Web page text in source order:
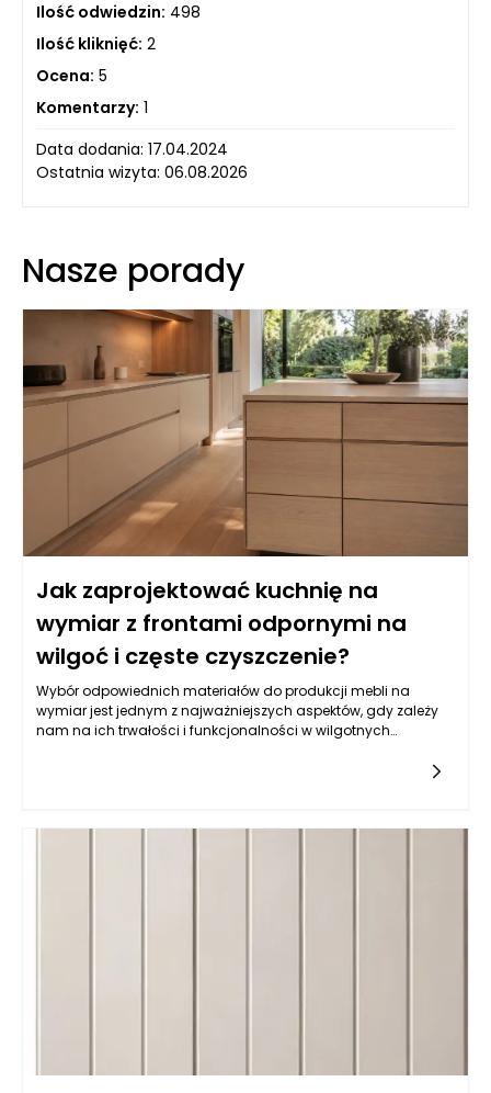
Ilość odwiedzin: 498
Ilość kliknięć: 2
Ocena: 5
Komentarzy: 1
Data dodania: 17.04.2024
Ostatnia wizyta: 06.08.2026
Nasze porady
Jak zaprojektować kuchnię na
wymiar z frontami odpornymi na
wilgoć i częste czyszczenie?
Wybór odpowiednich materiałów do produkcji mebli na
wymiar jest jednym z najważniejszych aspektów, gdy zależy
nam na ich trwałości i funkcjonalności w wilgotnych
sklejka wodoodporna. Istotne jest, aby materiał miał